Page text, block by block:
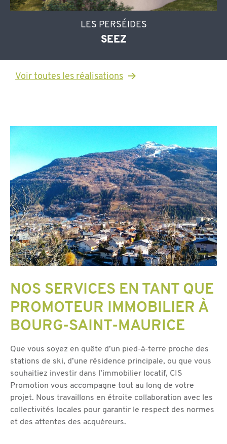
LES PERSÉIDES
SEEZ
Voir toutes les réalisations
NOS SERVICES EN TANT QUE
PROMOTEUR IMMOBILIER À
BOURG-SAINT-MAURICE
Que vous soyez en quête d’un pied-à-terre proche des
stations de ski, d’une résidence principale, ou que vous
souhaitiez investir dans l’immobilier locatif, CIS
Promotion vous accompagne tout au long de votre
projet. Nous travaillons en étroite collaboration avec les
collectivités locales pour garantir le respect des normes
et des attentes des acquéreurs.